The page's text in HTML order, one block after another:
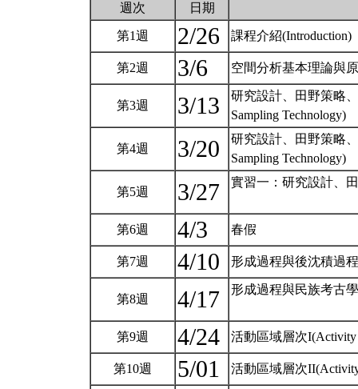
週次 日期
第1週 2/26 課程介紹(Introduction)
第2週 3/6 空間分析基本理論與原
第3週 3/13
研究設計、田野策略、
Sampling Technology)
第4週 3/20
研究設計、田野策略、
Sampling Technology)
第5週 3/27 實習一：研究設計、
第6週 4/3 春假
第7週 4/10 形成過程與後沈積過
第8週 4/17 形成過程與民族考古
第9週 4/24 活動區域層次I(Activity
第10週 5/01 活動區域層次